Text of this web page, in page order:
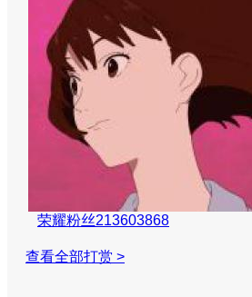
荣耀粉丝213603868
查看全部打赏 >